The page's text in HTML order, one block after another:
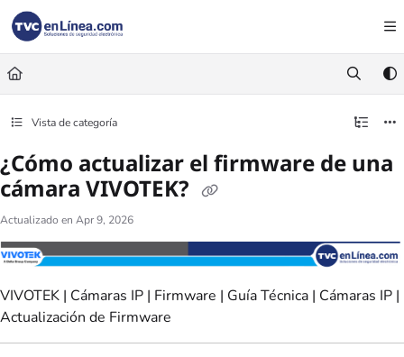
Documentation Index
Fetch the complete documentation index at:
Use this file to discover all available pages before exploring further.
Vista de categoría
¿Cómo actualizar el firmware de una
cámara VIVOTEK?
Actualizado en Apr 9, 2026
VIVOTEK | Cámaras IP | Firmware | Guía Técnica | Cámaras IP |
Actualización de Firmware